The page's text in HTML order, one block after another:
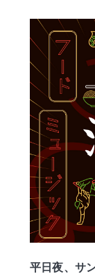
平日夜、サ